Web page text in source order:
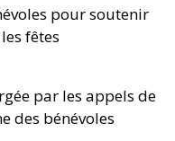
pour soutenir
fêtes
par les appels de
des bénévoles